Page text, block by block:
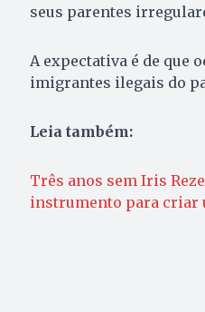
seus parentes
A expectativa é de que
imigrantes ilegais do
Leia também:
Três anos sem Iris
instrumento para criar